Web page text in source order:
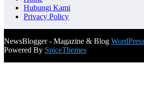
Hubungi Kami
Privacy Policy
NewsBlogger - Magazine & Blog WordPress
Powered By SpiceThemes